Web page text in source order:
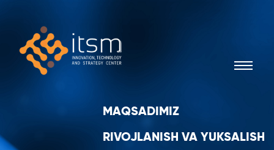
MAQSADIMIZ
RIVOJLANISH VA YUKSALISH